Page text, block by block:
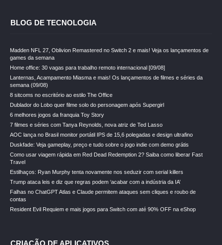
BLOG DE TECNOLOGIA
Madden NFL 27, Oblivion Remastered no Switch 2 e mais! Veja os lançamentos de
games da semana
Home office: 30 vagas para trabalho remoto internacional [09/08]
Lanternas, Acampamento Miasma e mais! Os lançamentos de filmes e séries da
semana (09/08)
8 sitcoms no escritório ao estilo The Office
Dublador do Lobo quer filme solo do personagem após Supergirl
6 melhores jogos da franquia Toy Story
7 filmes e séries com Tanya Reynolds, nova atriz de Ted Lasso
AOC lança no Brasil monitor portátil IPS de 15,6 polegadas e design ultrafino
Duskfade: Veja gameplay, preço e tudo sobre o jogo indie com demo grátis
Como usar viagem rápida em Red Dead Redemption 2? Saiba como liberar Fast
Travel
Estilhaços: Ryan Murphy tenta novamente nos seduzir com serial killers
Trump ataca leis e diz que regras podem ‘acabar com a indústria da IA’
Falhas no ChatGPT Atlas e Claude permitem ataques sem cliques e roubo de
contas
Resident Evil Requiem e mais jogos para Switch com até 90% OFF na eShop
CRIAÇÃO DE APLICATIVOS